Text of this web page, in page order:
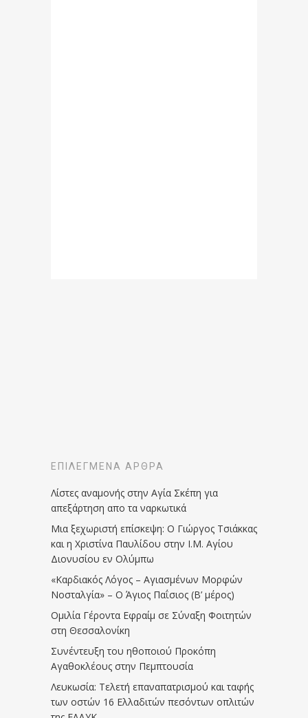
ΕΠΙΛΕΓΜΈΝΑ ΆΡΘΡΑ
Λίστες αναμονής στην Αγία Σκέπη για
απεξάρτηση απο τα ναρκωτικά
Μια ξεχωριστή επίσκεψη: Ο Γιώργος Τσιάκκας
και η Χριστίνα Παυλίδου στην Ι.Μ. Αγίου
Διονυσίου εν Ολύμπω
«Καρδιακός Λόγος – Αγιασμένων Μορφών
Νοσταλγία» – Ο Άγιος Παΐσιος (Β’ μέρος)
Ομιλία Γέροντα Εφραίμ σε Σύναξη Φοιτητών
στη Θεσσαλονίκη
Συνέντευξη του ηθοποιού Προκόπη
Αγαθοκλέους στην Πεμπτουσία
Λευκωσία: Τελετή επαναπατρισμού και ταφής
των οστών 16 Ελλαδιτών πεσόντων οπλιτών